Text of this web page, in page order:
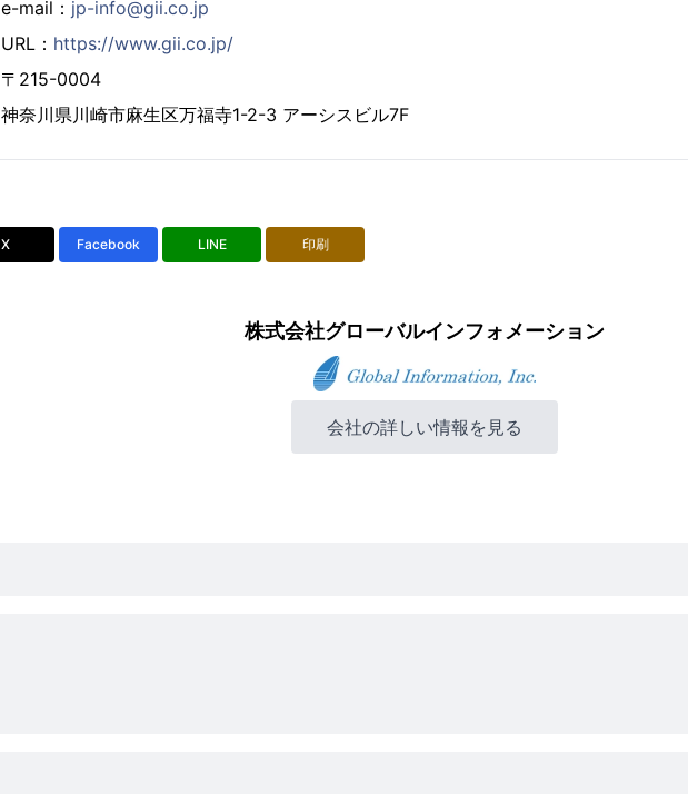
e-mail： jp-info@gii.co.jp
URL： https://www.gii.co.jp/
〒215-0004
神奈川県川崎市麻生区万福寺1-2-3 アーシスビル7F
X Facebook LINE 印刷
株式会社グローバルインフォメーション
会社の詳しい情報を見る